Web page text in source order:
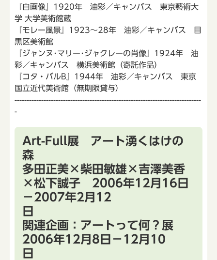
『自画像』1920年 油彩／キャンバス 東京藝術大
学 大学美術館蔵
『モレー風景』1923～28年 油彩／キャンバス 目
黒区美術館
『ジャンヌ･マリー･ジャクレーの肖像』1924年 油
彩／キャンバス 横浜美術館（寄託作品）
『コタ・バルB』1944年 油彩／キャンバス 東京
国立近代美術館（無期限貸与）
-----------------------------------------------------------------------------
-
Art-Full展 アート湧くはけの
多田正美×柴田敏雄×吉澤美香
×松下誠子 2006年12月16日
－2007年2月12
関連企画：アートって何？展
2006年12月8日－12月10
日